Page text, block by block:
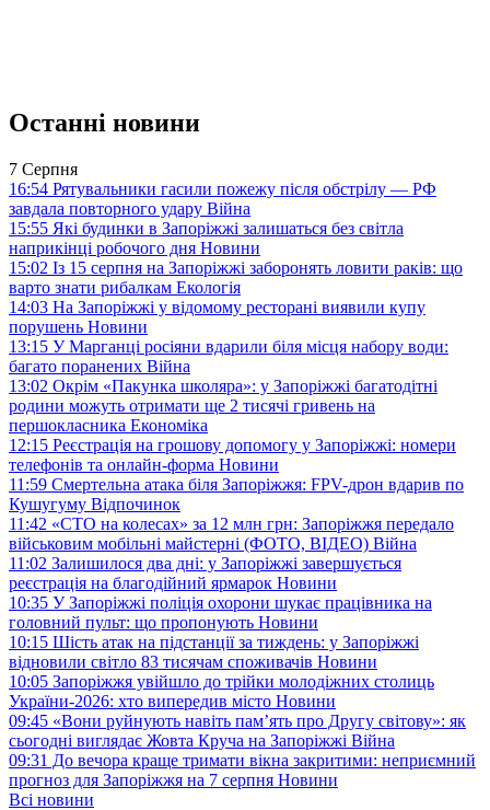
Останні новини
7 Серпня
16:54 Рятувальники гасили пожежу після обстрілу — РФ
завдала повторного удару Війна
15:55 Які будинки в Запоріжжі залишаться без світла
наприкінці робочого дня Новини
15:02 Із 15 серпня на Запоріжжі заборонять ловити раків: що
варто знати рибалкам Екологія
14:03 На Запоріжжі у відомому ресторані виявили купу
порушень Новини
13:15 У Марганці росіяни вдарили біля місця набору води:
багато поранених Війна
13:02 Окрім «Пакунка школяра»: у Запоріжжі багатодітні
родини можуть отримати ще 2 тисячі гривень на
першокласника Економіка
12:15 Реєстрація на грошову допомогу у Запоріжжі: номери
телефонів та онлайн-форма Новини
11:59 Смертельна атака біля Запоріжжя: FPV-дрон вдарив по
Кушугуму Відпочинок
11:42 «СТО на колесах» за 12 млн грн: Запоріжжя передало
військовим мобільні майстерні (ФОТО, ВІДЕО) Війна
11:02 Залишилося два дні: у Запоріжжі завершується
реєстрація на благодійний ярмарок Новини
10:35 У Запоріжжі поліція охорони шукає працівника на
головний пульт: що пропонують Новини
10:15 Шість атак на підстанції за тиждень: у Запоріжжі
відновили світло 83 тисячам споживачів Новини
10:05 Запоріжжя увійшло до трійки молодіжних столиць
України-2026: хто випередив місто Новини
09:45 «Вони руйнують навіть пам’ять про Другу світову»: як
сьогодні виглядає Жовта Круча на Запоріжжі Війна
09:31 До вечора краще тримати вікна закритими: неприємний
прогноз для Запоріжжя на 7 серпня Новини
Всі новини